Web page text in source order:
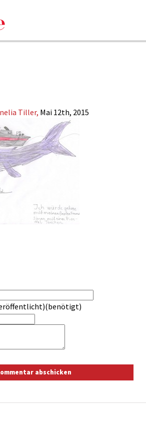
Tiller, Mai 12th, 2015